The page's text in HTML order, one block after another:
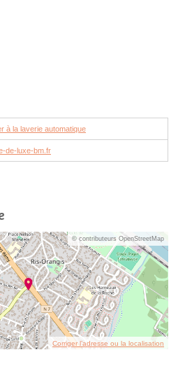
à la laverie automatique
de-luxe-bm.fr
© contributeurs OpenStreetMap
Corriger l’adresse ou la localisation